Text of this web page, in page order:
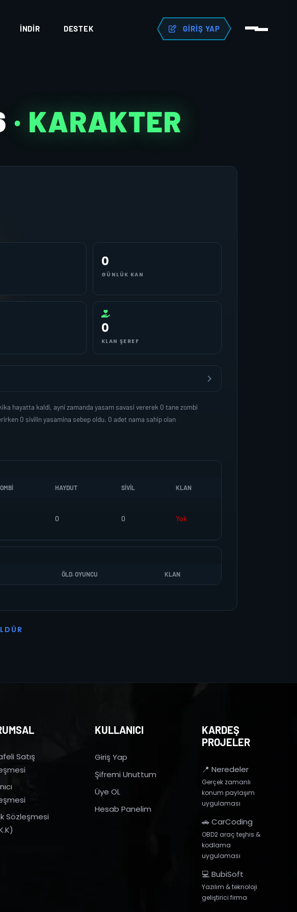
İNDIR DESTEK GIRIŞ YAP
· KARAKTER
0
GÜNLÜK KAN
0
KLAN ŞEREF
hayatta kaldi, ayni zamanda yasam savasi vererek 0 tane zombi
0 sivilin yasamina sebep oldu. 0 adet nama sahip olan
HAYDUT SIVIL KLAN
0 0 Yok
ÖLD. OYUNCU KLAN
L D Ü R
Satış
Sözleşmesi
KULLANICI
Giriş Yap
Şifremi Unuttum
Üye OL
Hesab Panelim
KARDEŞ
PROJELER
📍 Neredeler
Gerçek zamanlı
konum paylaşım
uygulaması
🚗 CarCoding
OBD2 araç teşhis &
kodlama
uygulaması
💻 BubiSoft
Yazılım & teknoloji
geliştirici firma